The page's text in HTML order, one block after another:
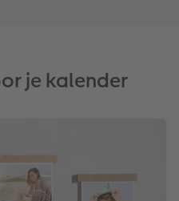
je kalender